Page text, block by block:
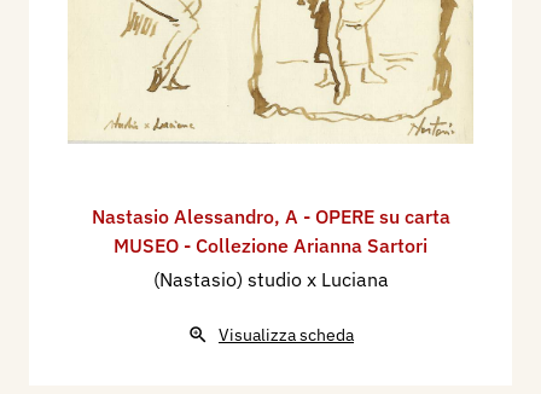
Nastasio Alessandro, A - OPERE su carta
MUSEO - Collezione Arianna Sartori
(Nastasio) studio x Luciana
Visualizza scheda